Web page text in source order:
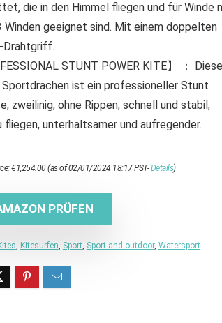
die in den Himmel fliegen und für Winde
Winden geeignet sind. Mit einem doppelten
STUNT POWER KITE】 ：
Sportdrachen ist ein professioneller Stunt
zweilinig, ohne Rippen, schnell und stabil,
fliegen, unterhaltsamer und aufregender.
€1,254.00(as of 02/01/2024 18:17 PST-Details)
PRÜFEN
, Kitesurfen, Sport, Sport and outdoor, Watersport